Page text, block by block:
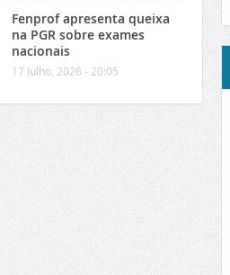
Fenprof apresenta queixa
na PGR sobre exames
nacionais
17 Julho, 2026 - 20:05